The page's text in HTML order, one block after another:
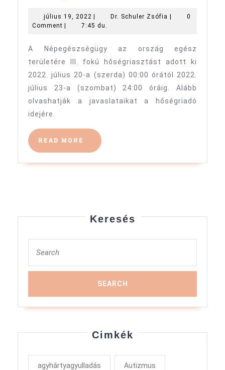
július 19, 2022 július
19,
Dr. Schuler Zsófia Dr.
0
Comment
7:45 du.
A Népegészségügy az ország egész
területére III. fokú hőségriasztást adott ki
2022. július 20-a (szerda) 00:00 órától 2022.
július 23-a (szombat) 24:00 óráig. Alább
olvashatják a javaslataikat a hőségriadó
idejére.
READ MORE
READ
MORE
Keresés
for:
Cimkék
agyhártyagyulladás Autizmus